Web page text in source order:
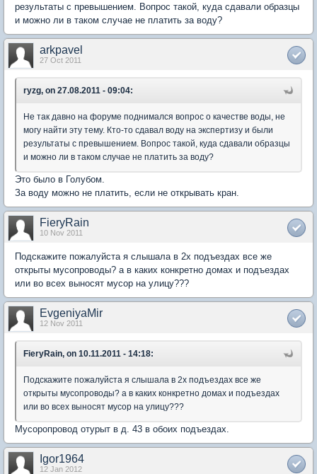
результаты с превышением. Вопрос такой, куда сдавали образцы
и можно ли в таком случае не платить за воду?
arkpavel
27 Oct 2011
ryzg, on 27.08.2011 - 09:04:
Не так давно на форуме поднимался вопрос о качестве воды, не
могу найти эту тему. Кто-то сдавал воду на экспертизу и были
результаты с превышением. Вопрос такой, куда сдавали образцы
и можно ли в таком случае не платить за воду?
Это было в Голубом.
За воду можно не платить, если не открывать кран.
FieryRain
10 Nov 2011
Подскажите пожалуйста я слышала в 2х подъездах все же
открыты мусопроводы? а в каких конкретно домах и подъездах
или во всех выносят мусор на улицу???
EvgeniyaMir
12 Nov 2011
FieryRain, on 10.11.2011 - 14:18:
Подскажите пожалуйста я слышала в 2х подъездах все же
открыты мусопроводы? а в каких конкретно домах и подъездах
или во всех выносят мусор на улицу???
Мусоропровод отурыт в д. 43 в обоих подъездах.
Igor1964
12 Jan 2012